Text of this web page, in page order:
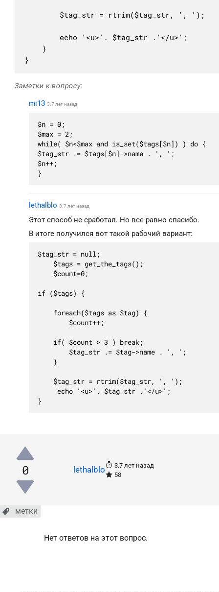
}
Заметки к вопросу:
mi13 3.7 лет назад
$n = 0;
$max = 2;
while( $n<$max and is_set($tags[$n]) ) do {
$tag_str .= $tags[$n]->name . ', ';
$n++;
}
lethalblo 3.7 лет назад
Этот способ не сработал. Но все равно спасибо.
В итоге получился вот такой рабочий вариант:
$tag_str = null;
if ($tags) {
}
0 lethalblo
3.7 лет назад
58
метки
Нет ответов на этот вопрос.